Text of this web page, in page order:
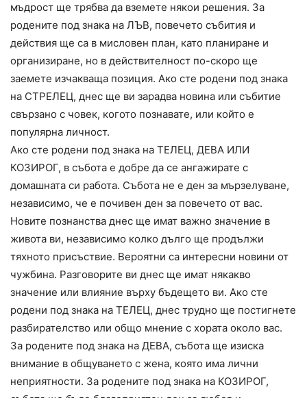
мъдрост ще трябва да вземете някои решения. За
родените под знака на ЛЪВ, повечето събития и
действия ще са в мисловен план, като планиране и
организиране, но в действителност по-скоро ще
заемете изчакваща позиция. Ако сте родени под знака
на СТРЕЛЕЦ, днес ще ви зарадва новина или събитие
свързано с човек, когото познавате, или който е
популярна личност.
Ако сте родени под знака на ТЕЛЕЦ, ДЕВА ИЛИ
КОЗИРОГ, в събота е добре да се ангажирате с
домашната си работа. Събота не е ден за мързелуване,
независимо, че е почивен ден за повечето от вас.
Новите познанства днес ще имат важно значение в
живота ви, независимо колко дълго ще продължи
тяхното присъствие. Вероятни са интересни новини от
чужбина. Разговорите ви днес ще имат някакво
значение или влияние върху бъдещето ви. Ако сте
родени под знака на ТЕЛЕЦ, днес трудно ще постигнете
разбирателство или общо мнение с хората около вас.
За родените под знака на ДЕВА, събота ще изиска
внимание в общуването с жена, която има лични
неприятности. За родените под знака на КОЗИРОГ,